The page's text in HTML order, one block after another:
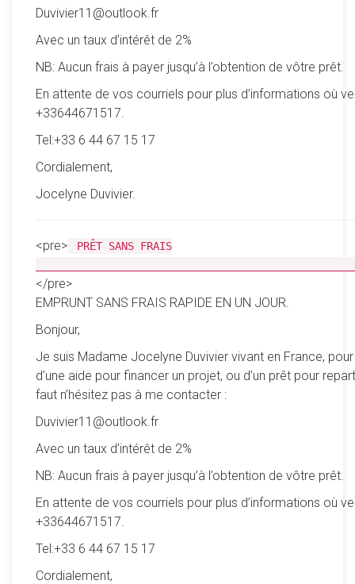
Duvivier11@outlook.fr
Avec un taux d’intérêt de 2%
NB: Aucun frais à payer jusqu’à l’obtention de vôtre prêt.
En attente de vos courriels pour plus d’informations où
+33644671517.
Tel:+33 6 44 67 15 17
Cordialement,
Jocelyne Duvivier.
<pre>
PRÊT SANS FRAIS
</pre>
EMPRUNT SANS FRAIS RAPIDE EN UN JOUR.
Bonjour,
Je suis Madame Jocelyne Duvivier vivant en France,
d’une aide pour financer un projet, ou d’un prêt pour
faut n’hésitez pas à me contacter :
Duvivier11@outlook.fr
Avec un taux d’intérêt de 2%
NB: Aucun frais à payer jusqu’à l’obtention de vôtre prêt.
En attente de vos courriels pour plus d’informations où
+33644671517.
Tel:+33 6 44 67 15 17
Cordialement,